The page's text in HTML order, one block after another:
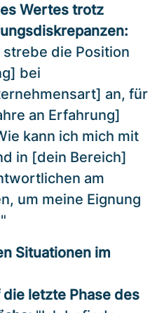
Wertes trotz
die Position
bei
an, für
an Erfahrung]
kann ich mich mit
in [dein Bereich]
am
um meine Eignung
Situationen im
letzte Phase des